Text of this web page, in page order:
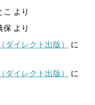
こ より
保 より
ダイレクト出版）
に
ダイレクト出版）
に